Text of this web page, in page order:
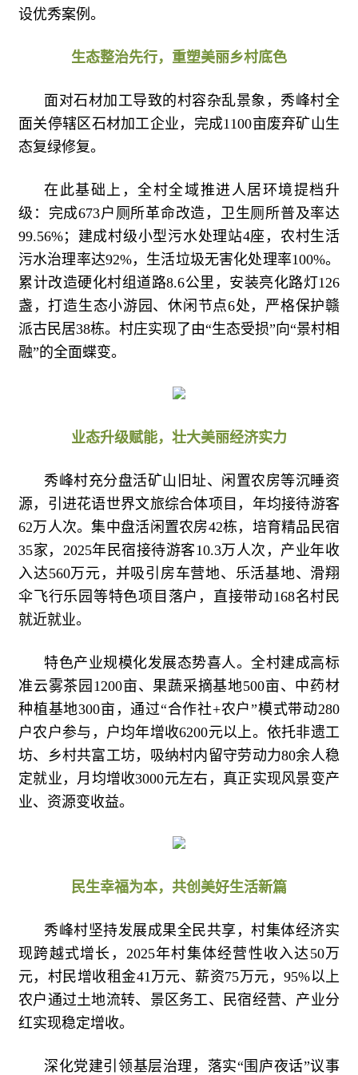
设优秀案例。
生态整治先行，重塑美丽乡村底色
面对石材加工导致的村容杂乱景象，秀峰村全
面关停辖区石材加工企业，完成1100亩废弃矿山生
态复绿修复。
在此基础上，全村全域推进人居环境提档升
级：完成673户厕所革命改造，卫生厕所普及率达
99.56%；建成村级小型污水处理站4座，农村生活
污水治理率达92%，生活垃圾无害化处理率100%。
累计改造硬化村组道路8.6公里，安装亮化路灯126
盏，打造生态小游园、休闲节点6处，严格保护赣
派古民居38栋。村庄实现了由“生态受损”向“景村相
融”的全面蝶变。
业态升级赋能，壮大美丽经济实力
秀峰村充分盘活矿山旧址、闲置农房等沉睡资
源，引进花语世界文旅综合体项目，年均接待游客
62万人次。集中盘活闲置农房42栋，培育精品民宿
35家，2025年民宿接待游客10.3万人次，产业年收
入达560万元，并吸引房车营地、乐活基地、滑翔
伞飞行乐园等特色项目落户，直接带动168名村民
就近就业。
特色产业规模化发展态势喜人。全村建成高标
准云雾茶园1200亩、果蔬采摘基地500亩、中药材
种植基地300亩，通过“合作社+农户”模式带动280
户农户参与，户均年增收6200元以上。依托非遗工
坊、乡村共富工坊，吸纳村内留守劳动力80余人稳
定就业，月均增收3000元左右，真正实现风景变产
业、资源变收益。
民生幸福为本，共创美好生活新篇
秀峰村坚持发展成果全民共享，村集体经济实
现跨越式增长，2025年村集体经营性收入达50万
元，村民增收租金41万元、薪资75万元，95%以上
农户通过土地流转、景区务工、民宿经营、产业分
红实现稳定增收。
深化党建引领基层治理，落实“围庐夜话”议事